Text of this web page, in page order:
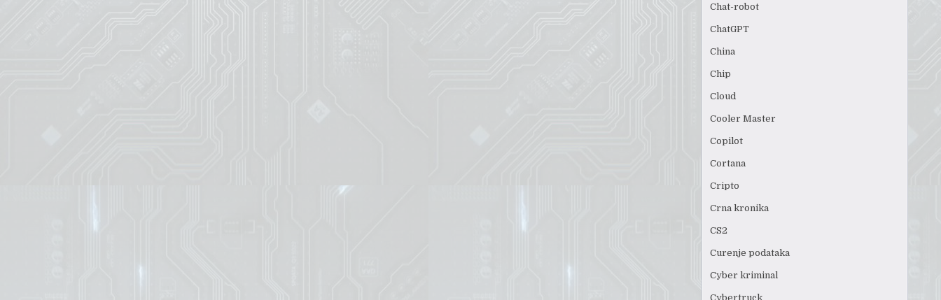
Chat-robot
ChatGPT
China
Chip
Cloud
Cooler Master
Copilot
Cortana
Cripto
Crna kronika
CS2
Curenje podataka
Cyber kriminal
Cybertruck